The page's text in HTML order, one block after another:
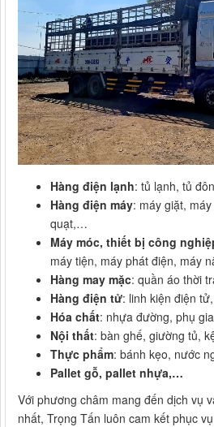
Hàng điện lạnh: tủ lạnh, tủ
Hàng điện máy: máy giặt,
quạt,…
Máy móc, thiết bị công
máy tiện, máy phát điện, máy
Hàng may mặc: quần áo thời
Hàng điện tử: linh kiện điện
Hóa chất: nhựa đường, phụ
Nội thất: bàn ghế, giường tủ,
Thực phẩm: bánh kẹo, nước
Pallet gỗ, pallet nhựa,…
Với phương châm mang đến dịch vụ
nhất, Trọng Tấn luôn cam kết phục